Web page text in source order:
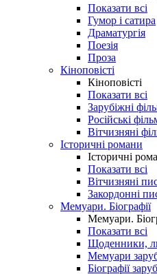
Показати всі
Гумор і сатира
Драматургія
Поезія
Проза
Кіноповісті
Кіноповісті
Показати всі
Зарубіжні
Російські
Вітчизняні
Історичні романи
Історичні
Показати всі
Вітчизняні
Закордонні
Мемуари. Біографії
Мемуари.
Показати всі
Щоденники,
Мемуари
Біографії